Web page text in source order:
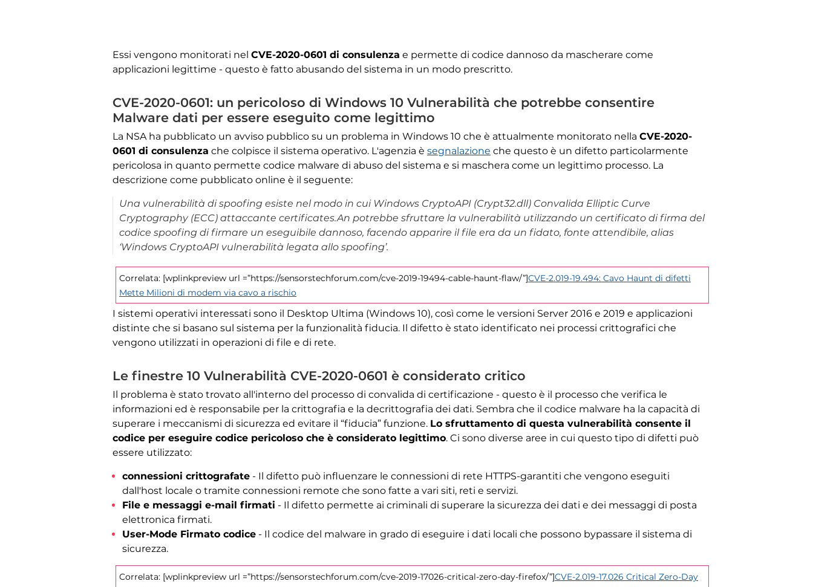
Essi vengono monitorati nel CVE-2020-0601 di consulenza e permette di codice dannoso da mascherare come
applicazioni legittime - questo è fatto abusando del sistema in un modo prescritto.
CVE-2020-0601: un pericoloso di Windows 10 Vulnerabilità che potrebbe consentire
Malware dati per essere eseguito come legittimo
La NSA ha pubblicato un avviso pubblico su un problema in Windows 10 che è attualmente monitorato nella CVE-2020-
0601 di consulenza che colpisce il sistema operativo. L'agenzia è segnalazione che questo è un difetto particolarmente
pericolosa in quanto permette codice malware di abuso del sistema e si maschera come un legittimo processo. La
descrizione come pubblicato online è il seguente:
Una vulnerabilità di spoofing esiste nel modo in cui Windows CryptoAPI (Crypt32.dll) Convalida Elliptic Curve
Cryptography (ECC) attaccante certificates.An potrebbe sfruttare la vulnerabilità utilizzando un certificato di firma del
codice spoofing di firmare un eseguibile dannoso, facendo apparire il file era da un fidato, fonte attendibile, alias
‘Windows CryptoAPI vulnerabilità legata allo spoofing’.
Correlata: [wplinkpreview url =”https://sensorstechforum.com/cve-2019-19494-cable-haunt-flaw/”]CVE-2.019-19.494: Cavo Haunt di difetti
Mette Milioni di modem via cavo a rischio
I sistemi operativi interessati sono il Desktop Ultima (Windows 10), così come le versioni Server 2016 e 2019 e applicazioni
distinte che si basano sul sistema per la funzionalità fiducia. Il difetto è stato identificato nei processi crittografici che
vengono utilizzati in operazioni di file e di rete.
Le finestre 10 Vulnerabilità CVE-2020-0601 è considerato critico
Il problema è stato trovato all'interno del processo di convalida di certificazione - questo è il processo che verifica le
informazioni ed è responsabile per la crittografia e la decrittografia dei dati. Sembra che il codice malware ha la capacità di
superare i meccanismi di sicurezza ed evitare il “fiducia” funzione. Lo sfruttamento di questa vulnerabilità consente il
codice per eseguire codice pericoloso che è considerato legittimo. Ci sono diverse aree in cui questo tipo di difetti può
essere utilizzato:
connessioni crittografate - Il difetto può influenzare le connessioni di rete HTTPS-garantiti che vengono eseguiti
dall'host locale o tramite connessioni remote che sono fatte a vari siti, reti e servizi.
File e messaggi e-mail firmati - Il difetto permette ai criminali di superare la sicurezza dei dati e dei messaggi di posta
elettronica firmati.
User-Mode Firmato codice - Il codice del malware in grado di eseguire i dati locali che possono bypassare il sistema di
sicurezza.
Correlata: [wplinkpreview url =”https://sensorstechforum.com/cve-2019-17026-critical-zero-day-firefox/”]CVE-2.019-17.026 Critical Zero-Day